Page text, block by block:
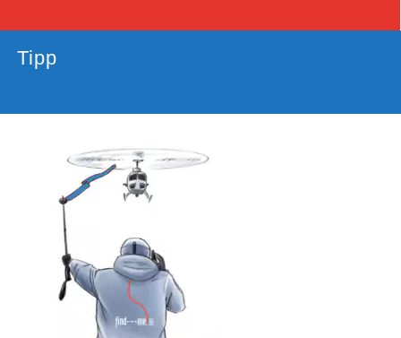
Tipp